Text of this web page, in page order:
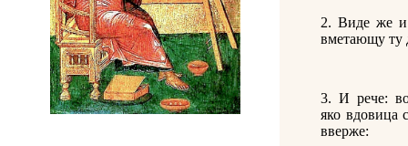
2. Виде же и
вметающу ту
3. И рече:
яко вдовица
вверже: